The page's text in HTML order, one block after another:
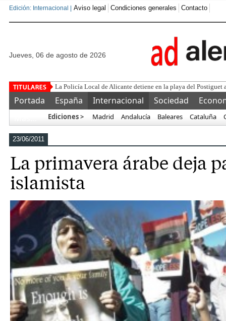
Edición: Internacional | Aviso legal Condiciones generales Contacto
jueves, 06 de agosto de 2026
Este corrupto traiciona
Portada España Internacional Sociedad
Ediciones > Madrid Andalucía Baleares Cataluña
23/06/2011
La primavera árabe deja
islamista